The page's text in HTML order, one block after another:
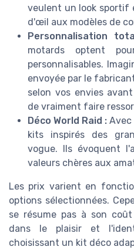
veulent un look sportif
d'œil aux modèles de
Personnalisation
motards optent
personnalisables.
envoyée par le
selon vos envies
de vraiment faire
Déco World Raid : Avec
kits inspirés des
vogue. Ils évoquent
valeurs chères aux
Les prix varient en
options sélectionnées.
se résume pas à son
dans le plaisir et
choisissant un kit déco